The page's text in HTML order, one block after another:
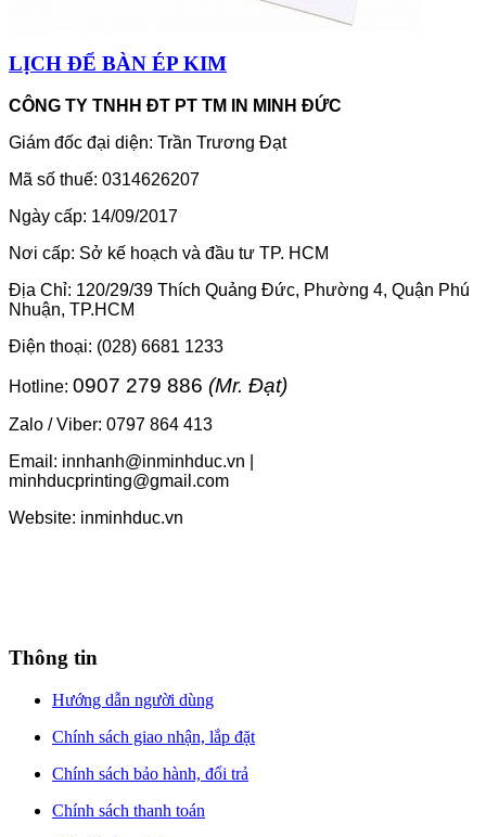
LỊCH ĐỂ BÀN ÉP KIM
CÔNG TY TNHH ĐT PT TM IN MINH ĐỨC
Giám đốc đại diện: Trần Trương Đạt
Mã số thuế: 0314626207
Ngày cấp: 14/09/2017
Nơi cấp: Sở kế hoạch và đầu tư TP. HCM
Địa Chỉ: 120/29/39 Thích Quảng Đức, Phường 4, Quận Phú
Nhuận, TP.HCM
Điện thoại: (028) 6681 1233
Hotline: 0907 279 886 (Mr. Đạt)
Zalo / Viber: 0797 864 413
Email: innhanh@inminhduc.vn |
minhducprinting@gmail.com
Website: inminhduc.vn
Thông tin
Hướng dẫn người dùng
Chính sách giao nhận, lắp đặt
Chính sách bảo hành, đổi trả
Chính sách thanh toán